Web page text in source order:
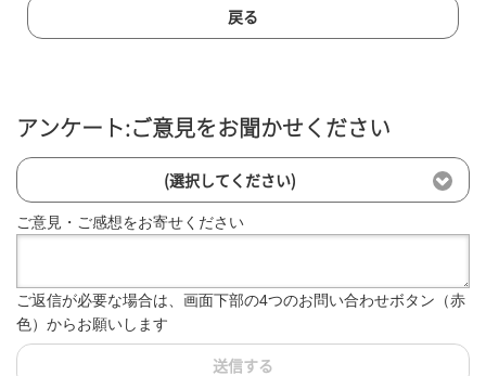
戻る
アンケート:ご意見をお聞かせください
(選択してください)
ご意見・ご感想をお寄せください
ご返信が必要な場合は、画面下部の4つのお問い合わせボタン（赤
色）からお願いします
送信する